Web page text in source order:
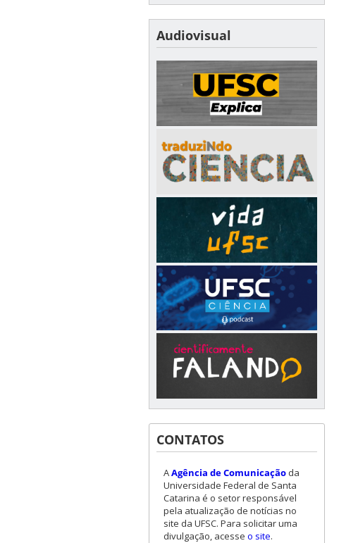
Audiovisual
CONTATOS
AAgência de Comunicação da
Universidade Federal de Santa
Catarina é o setor responsável
pela atualização de notícias no
site da UFSC. Para solicitar uma
divulgação, acesse o site.